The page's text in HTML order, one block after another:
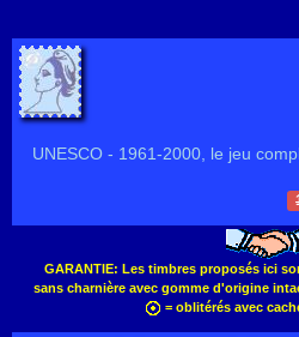
UNESCO - 1961-2000, le jeu
GARANTIE: Les timbres proposés ici
sans charnière avec gomme d'origine
= oblitérés avec